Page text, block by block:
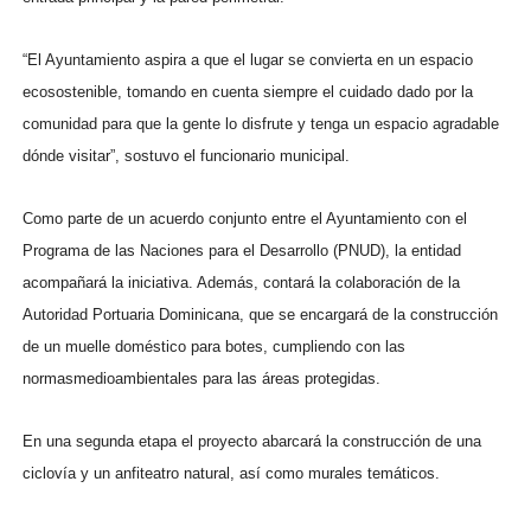
“El Ayuntamiento aspira a que el lugar se convierta en un espacio
ecosostenible, tomando en cuenta siempre el cuidado dado por la
comunidad para que la gente lo disfrute y tenga un espacio agradable
dónde visitar”, sostuvo el funcionario municipal.
Como parte de un acuerdo conjunto entre el Ayuntamiento con el
Programa de las Naciones para el Desarrollo (PNUD), la entidad
acompañará la iniciativa. Además, contará la colaboración de la
Autoridad Portuaria Dominicana, que se encargará de la construcción
de un muelle doméstico para botes, cumpliendo con las
normasmedioambientales para las áreas protegidas.
En una segunda etapa el proyecto abarcará la construcción de una
ciclovía y un anfiteatro natural, así como murales temáticos.